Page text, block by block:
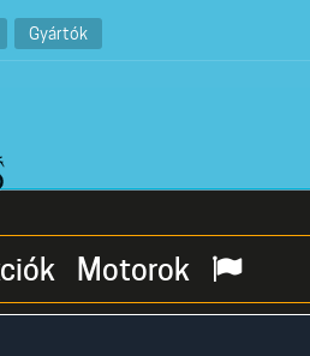
Gyártók
Motorok